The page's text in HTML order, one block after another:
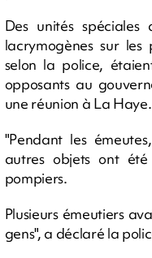
Des unités
lacrymogènes sur
selon la police,
opposants au
une réunion à La Haye.
"Pendant les
autres objets ont
pompiers.
Plusieurs émeutiers
gens", a déclaré la